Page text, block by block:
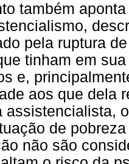
também
pela ruptura
tinham em
e,
aos que dela
assistencialista,
de
não são